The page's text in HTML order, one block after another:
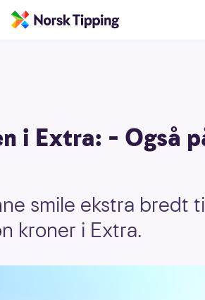
i Extra: – Også
smile ekstra bredt
kroner i Extra.